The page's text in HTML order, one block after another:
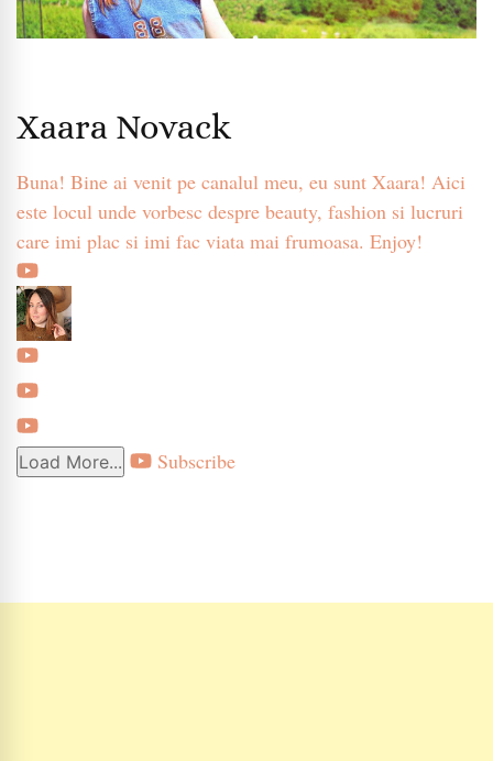
Xaara Novack
Buna! Bine ai venit pe canalul meu, eu sunt Xaara! Aici
este locul unde vorbesc despre beauty, fashion si lucruri
care imi plac si imi fac viata mai frumoasa. Enjoy!
Load More... Subscribe